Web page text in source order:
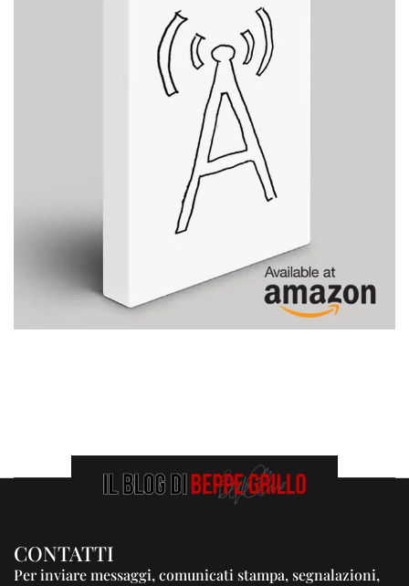
CONTATTI
Per inviare messaggi, comunicati stampa, segnalazioni,